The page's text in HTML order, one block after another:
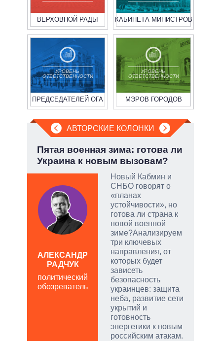
ВЕРХОВНОЙ РАДЫ КАБИНЕТА МИНИСТРОВ
УРОВЕНЬ
ОТВЕТСТВЕННОСТИ
ПРЕДСЕДАТЕЛЕЙ ОГА
УРОВЕНЬ
ОТВЕТСТВЕННОСТИ
МЭРОВ ГОРОДОВ
АВТОРСКИЕ КОЛОНКИ
Пятая военная зима: готова ли
Украина к новым вызовам?
Новый Кабмин и
СНБО говорят о
«планах
устойчивости», но
готова ли страна к
новой военной
зиме?Анализируем
три ключевых
направления, от
которых будет
зависеть
безопасность
украинцев: защита
неба, развитие сети
укрытий и
готовность
энергетики к новым
российским атакам.
АЛЕКСАНДР
РАДЧУК
политический
обозреватель